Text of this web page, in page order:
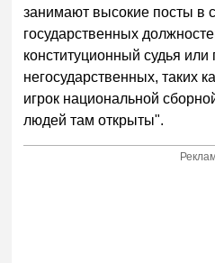
занимают высокие посты в
государственных
конституционный судья или
негосударственных, таких
игрок национальной
людей там открыты".